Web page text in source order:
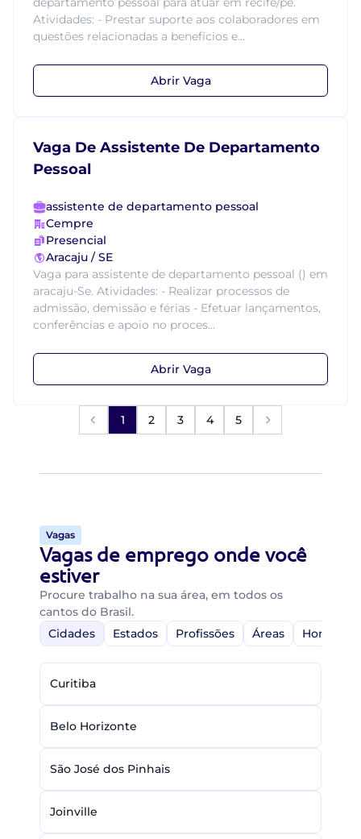
Atividades: - Prestar suporte aos colaboradores em
questões relacionadas a benefícios e...
Abrir Vaga
Vaga De Assistente De Departamento
Pessoal
assistente de departamento pessoal
Cempre
Presencial
Aracaju / SE
Vaga para assistente de departamento pessoal () em
aracaju-Se. Atividades: - Realizar processos de
admissão, demissão e férias - Efetuar lançamentos,
conferências e apoio no proces...
Abrir Vaga
1 2 3 4 5
Vagas
Vagas de emprego onde você
estiver
Procure trabalho na sua área, em todos os
cantos do Brasil.
Cidades
Estados Profissões Áreas Home-
Curitiba
Belo Horizonte
São José dos Pinhais
Joinville